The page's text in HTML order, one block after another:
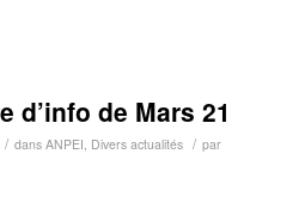
d’info de Mars 21
/ dans ANPEI Divers actualités / par